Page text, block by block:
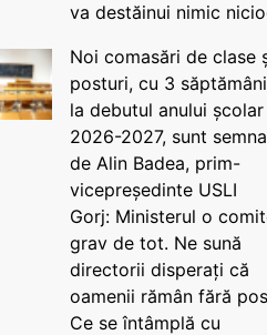
va destăinui nimic
Noi comasări de clase
posturi, cu 3
la debutul anului școlar
2026-2027, sunt
de Alin Badea, prim-
vicepreședinte USLI
Gorj: Ministerul o
grav de tot. Ne sună
directorii disperați că
oamenii rămân fără
Ce se întâmplă cu